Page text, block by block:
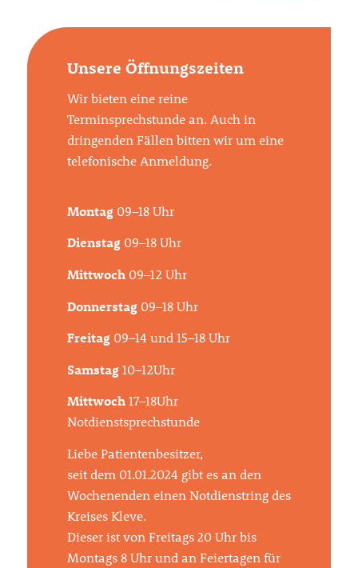
Unsere Öffnungszeiten
Wir bieten eine reine
Terminsprechstunde an. Auch in
dringenden Fällen bitten wir um eine
telefonische Anmeldung.
Montag09–18 Uhr
Dienstag09–18 Uhr
Mittwoch09–12 Uhr
Donnerstag09–18 Uhr
Freitag09–14 und 15–18 Uhr
Samstag10–12Uhr
Mittwoch17–18Uhr
Notdienstsprechstunde
Liebe Patientenbesitzer,
seit dem 01.01.2024 gibt es an den
Wochenenden einen Notdienstring des
Kreises Kleve.
Dieser ist von Freitags 20 Uhr bis
Montags 8 Uhr und an Feiertagen für